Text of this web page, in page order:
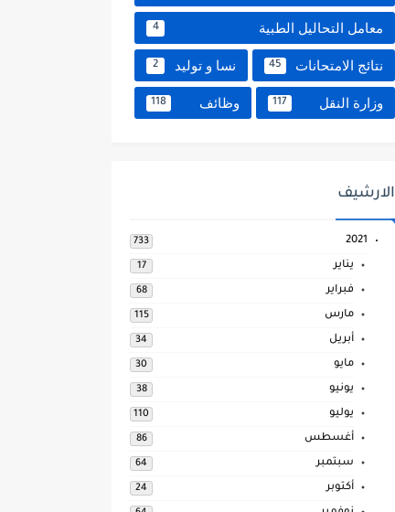
معامل التحاليل الطبية 4
نتائج الامتحانات 45 نسا و توليد 2
وزارة النقل 117 وظائف 118
الارشيف
2021
733
يناير 17
فبراير 68
مارس 115
أبريل 34
مايو 30
يونيو 38
يوليو 110
أغسطس 86
سبتمبر 64
أكتوبر 24